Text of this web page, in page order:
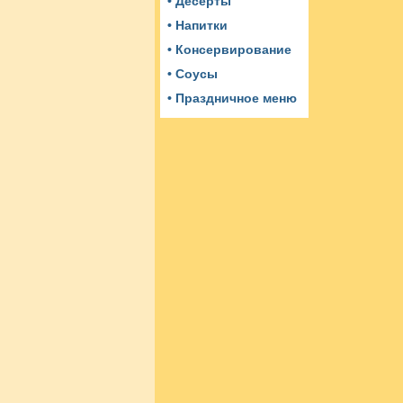
• Напитки
• Консервирование
• Соусы
• Праздничное меню